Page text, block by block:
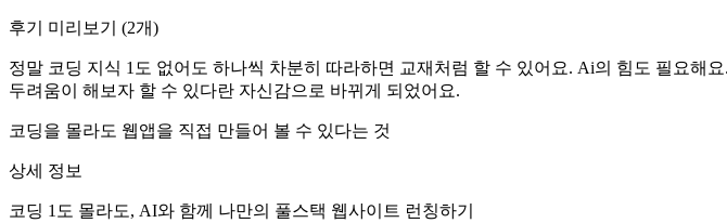
후기 미리보기 (2개)
정말 코딩 지식 1도 없어도 하나씩 차분히 따라하면 교재처럼 할 수 있어요. Ai의 힘도 필요해
두려움이 해보자 할 수 있다란 자신감으로 바뀌게 되었어요.
코딩을 몰라도 웹앱을 직접 만들어 볼 수 있다는 것
상세 정보
코딩 1도 몰라도, AI와 함께 나만의 풀스택 웹사이트 런칭하기